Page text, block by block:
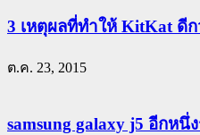
3 เหตุผลที่ทำให้ KitKat ดี
ต.ค. 23, 2015
samsung galaxy j5 อีกห